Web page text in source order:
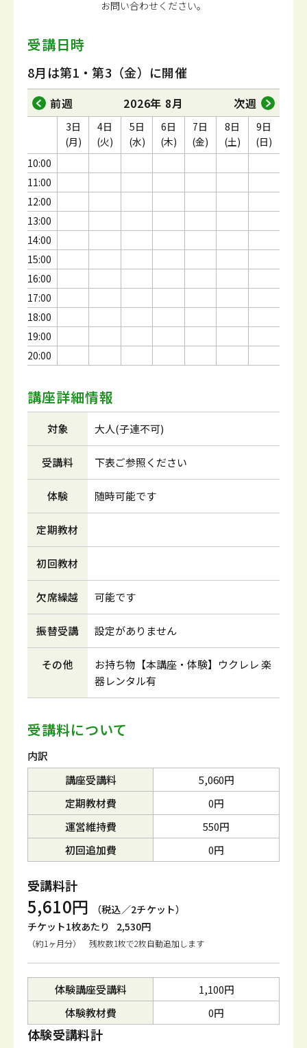
お問い合わせください。
受講日時
8月は第1・第3（金）に開催
前週 2026年 8月 次週
10:00
11:00
12:00
13:00
14:00
15:00
16:00
17:00
18:00
19:00
20:00
3日
(月)
4日
(火)
5日
(水)
6日
(木)
7日
(金)
8日
(土)
9日
(日)
講座詳細情報
対象 大人(子連不可)
受講料 下表ご参照ください
体験 随時可能です
定期教材
初回教材
欠席繰越 可能です
振替受講 設定がありません
その他
お持ち物【本講座・体験】ウクレレ 楽
器レンタル有
受講料について
内訳
講座受講料
5,060円
定期教材費
0円
運営維持費
550円
初回追加費
0円
受講料計
5,610円
（税込／2チケット）
チケット1枚あたり
2,530円
（約1ヶ月分） 残枚数1枚で2枚自動追加します
体験講座受講料
1,100円
体験教材費
0円
体験受講料計